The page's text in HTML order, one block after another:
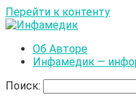
Перейти к контенту
Об Авторе
Инфамедик —
Поиск: